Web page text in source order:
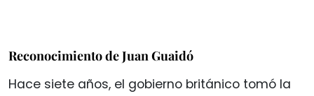
Reconocimiento de Juan Guaidó
Hace siete años, el gobierno británico tomó la